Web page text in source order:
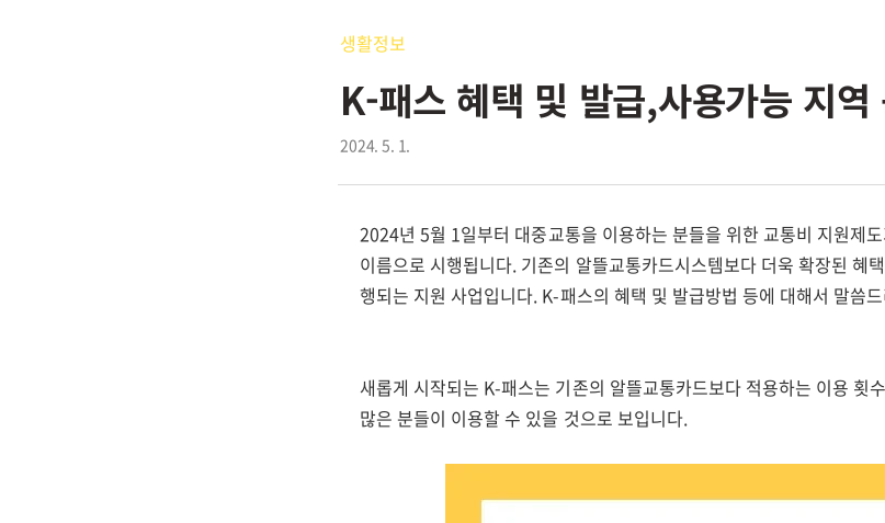
생활정보
K-패스 혜택 및 발급,사용가능 지역
2024. 5. 1.
2024년 5월 1일부터 대중교통을 이용하는 분들을 위한 교통비 지원제
이름으로 시행됩니다. 기존의 알뜰교통카드시스템보다 더욱 확장된 혜
행되는 지원 사업입니다. K-패스의 혜택 및 발급방법 등에 대해서 말씀
새롭게 시작되는 K-패스는 기존의 알뜰교통카드보다 적용하는 이용 횟
많은 분들이 이용할 수 있을 것으로 보입니다.